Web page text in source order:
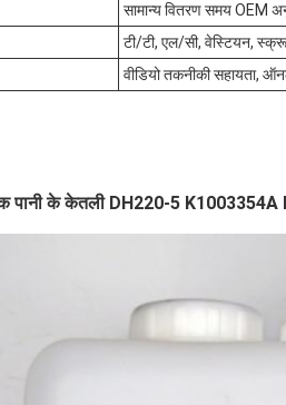
सामान्य वितरण समय OEM
टी/टी, एल/सी, वेस्टियन,
वीडियो तकनीकी सहायता,
पानी के केतली DH220-5